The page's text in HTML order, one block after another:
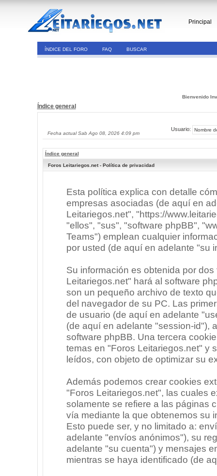
Principal
ÍNDICE DEL FORO FAQ BUSCAR
Bienvenido
Índice general
Fecha actual Sab Ago 08, 2026 4:09 pm
Usuario:
Índice general
Foros Leitariegos.net - Política de privacidad
Esta política explica con detalle
empresas asociadas (de aquí en
Leitariegos.net", "https://
"ellos", "sus", "software phpBB",
Teams") emplean cualquier
por usted (de aquí en adelante "su
Su información es obtenida por
Leitariegos.net" hará al software
son un pequeño archivo de texto
del navegador de su PC. Las
de usuario (de aquí en adelante
(de aquí en adelante "session-id"),
software phpBB. Una tercera
temas en "Foros Leitariegos.net" y
leídos, con objeto de optimizar su
Además podemos crear cookies
"Foros Leitariegos.net", las cuales
solamente se refiere a las páginas
vía mediante la que obtenemos su
Esto puede ser, y no limitado a:
adelante "envíos anónimos"), su
adelante "su cuenta") y mensajes
mientras se haya identificado (de